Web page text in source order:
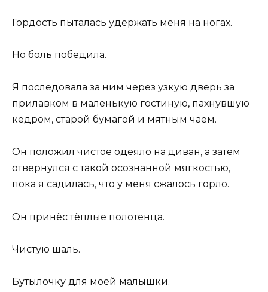
Гордость пыталась удержать меня на ногах.
Но боль победила.
Я последовала за ним через узкую дверь за
прилавком в маленькую гостиную, пахнувшую
кедром, старой бумагой и мятным чаем.
Он положил чистое одеяло на диван, а затем
отвернулся с такой осознанной мягкостью,
пока я садилась, что у меня сжалось горло.
Он принёс тёплые полотенца.
Чистую шаль.
Бутылочку для моей малышки.